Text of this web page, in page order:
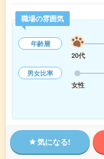
職場の雰囲気
年齢層
20代
男女比率
女性
気になる!